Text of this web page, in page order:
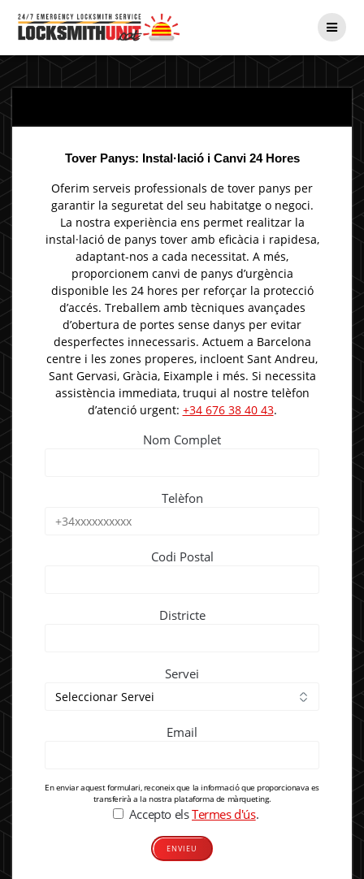
Tover Panys: Instal·lació i Canvi 24 Hores
​Oferim serveis professionals de tover panys per
garantir la seguretat del seu habitatge o negoci.
La nostra experiència ens permet realitzar la
instal·lació de panys tover amb eficàcia i rapidesa,
adaptant-nos a cada necessitat. A més,
proporcionem canvi de panys d’urgència
disponible les 24 hores per reforçar la protecció
d’accés. Treballem amb tècniques avançades
d’obertura de portes sense danys per evitar
desperfectes innecessaris. Actuem a Barcelona
centre i les zones properes, incloent Sant Andreu,
Sant Gervasi, Gràcia, Eixample i més. Si necessita
assistència immediata, truqui al nostre telèfon
d’atenció urgent: +34 676 38 40 43.​
Nom Complet
Telèfon
Codi Postal
Districte
Servei
Email
En enviar aquest formulari, reconeix que la informació que proporcionava es
transferirà a la nostra plataforma de màrqueting.
Accepto elsTermes d'ús.